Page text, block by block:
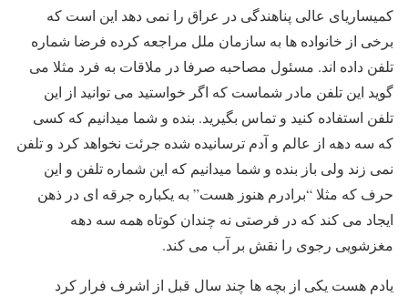
کمیساریای عالی پناهندگی در عراق را نمی دهد این است که
برخی از خانواده ها به سازمان ملل مراجعه کرده فرضا شماره
تلفن داده اند. مسئول مصاحبه صرفا در ملاقات به فرد مثلا می
گوید این تلفن مادر شماست که اگر خواستید می توانید از این
تلفن استفاده کنید و تماس بگیرید. بنده و شما میدانیم که کسی
که سه دهه از عالم و آدم ترسانیده شده جرئت نخواهد کرد و تلفن
نمی زند ولی باز بنده و شما میدانیم که این شماره تلفن و این
حرف که مثلا “برادرم هنوز هست” به یکباره جرقه ای در ذهن
ایجاد می کند که در فرصتی نه چندان کوتاه همه سه دهه
مغزشویی رجوی را نقش بر آب می کند.
یادم هست یکی از بچه ها چند سال قبل از اشرف فرار کرد